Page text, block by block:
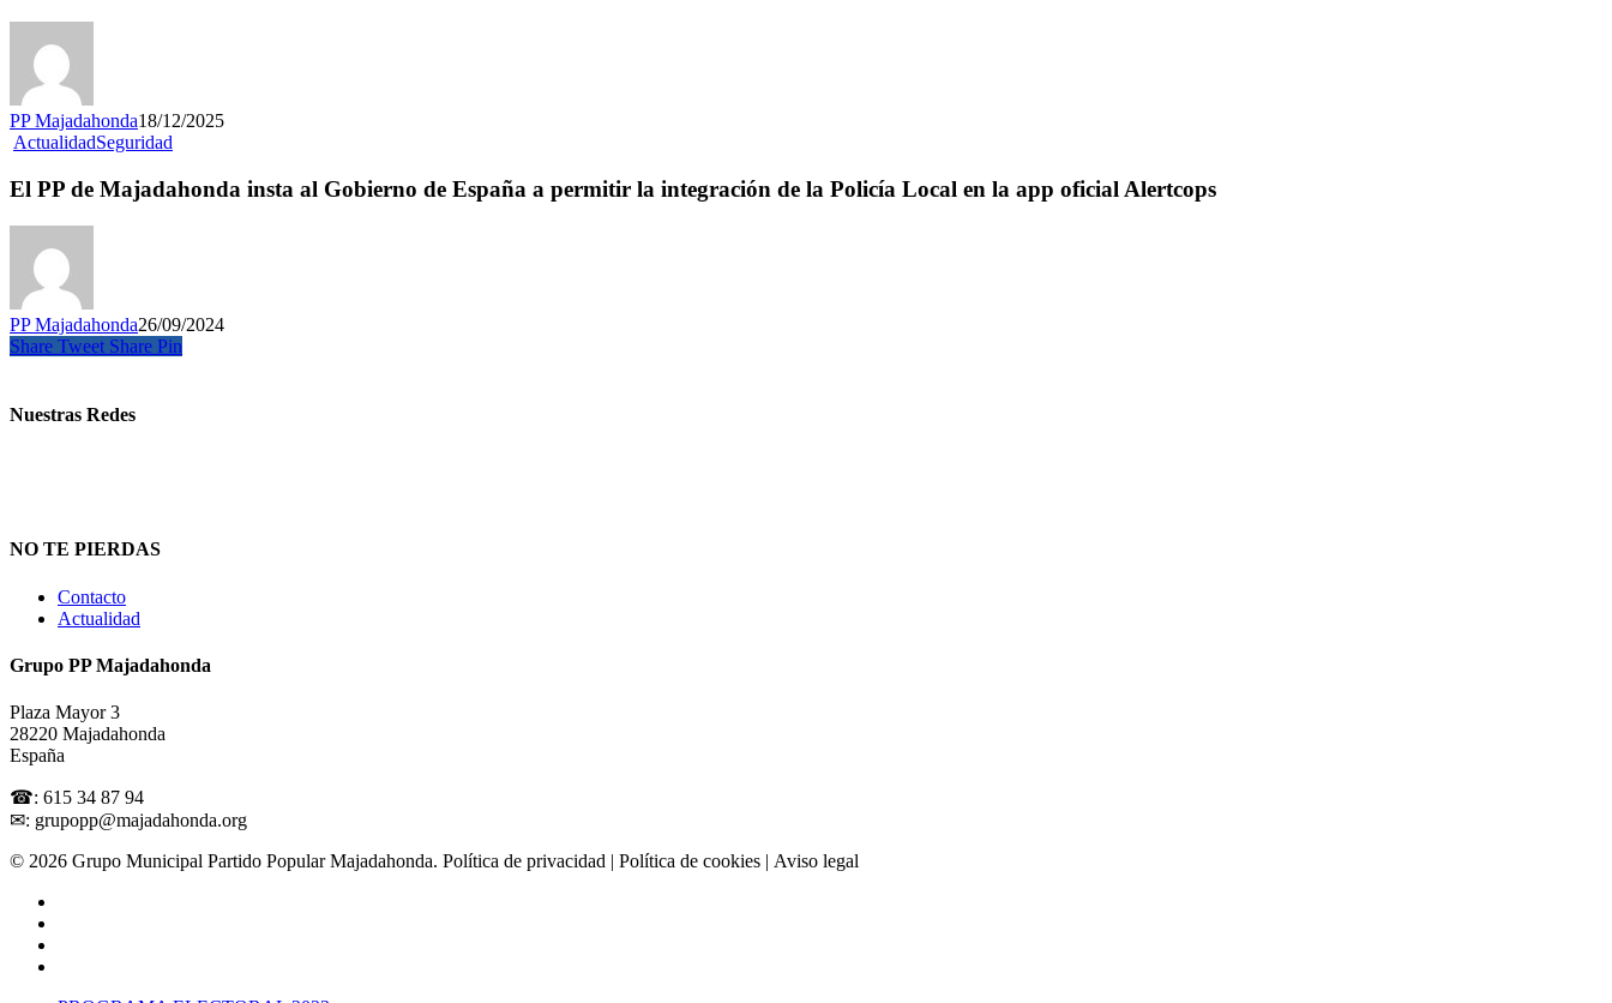
PP Majadahonda18/12/2025
ActualidadSeguridad
El PP de Majadahonda insta al Gobierno de España a permitir la integración de la Policía Local en la app oficial Alertcops
PP Majadahonda26/09/2024
Share Tweet Share Pin
Nuestras Redes
NO TE PIERDAS
Contacto
Actualidad
Grupo PP Majadahonda
Plaza Mayor 3
28220 Majadahonda
España
☎: 615 34 87 94
✉: grupopp@majadahonda.org
© 2026 Grupo Municipal Partido Popular Majadahonda. Política de privacidad | Política de cookies | Aviso legal